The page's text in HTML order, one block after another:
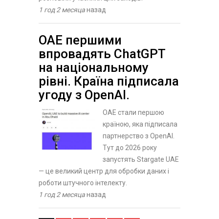
1 год 2 месяцаназад
ОАЕ першими
впровадять ChatGPT
на національному
рівні. Країна підписала
угоду з OpenAI.
ОАЕ стали першою
країною, яка підписала
партнерство з OpenAI.
Тут до 2026 року
запустять Stargate UAE
— це великий центр для обробки даних і
роботи штучного інтелекту.
1 год 2 месяцаназад